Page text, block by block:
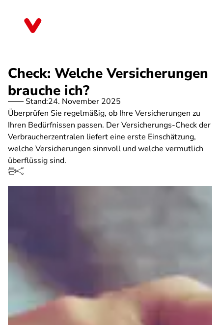
Check: Welche Versicherungen
brauche ich?
Stand:24. November 2025
Überprüfen Sie regelmäßig, ob Ihre Versicherungen zu
Ihren Bedürfnissen passen. Der Versicherungs-Check der
Verbraucherzentralen liefert eine erste Einschätzung,
welche Versicherungen sinnvoll und welche vermutlich
überflüssig sind.